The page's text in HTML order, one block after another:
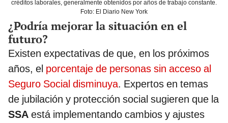
créditos laborales, generalmente obtenidos por años de trabajo constante.
Foto: El Diario New York
¿Podría mejorar la situación en el
futuro?
Existen expectativas de que, en los próximos
años, el porcentaje de personas sin acceso al
Seguro Social disminuya. Expertos en temas
de jubilación y protección social sugieren que la
SSA está implementando cambios y ajustes